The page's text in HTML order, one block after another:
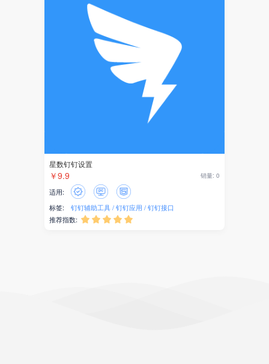
星数钉钉设置
￥9.9 销量: 0
适用:
标签:
钉钉辅助工具 钉钉应用
钉钉接口
推荐指数:     